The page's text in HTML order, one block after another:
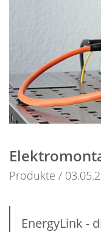
Produkte
EnergyLink -